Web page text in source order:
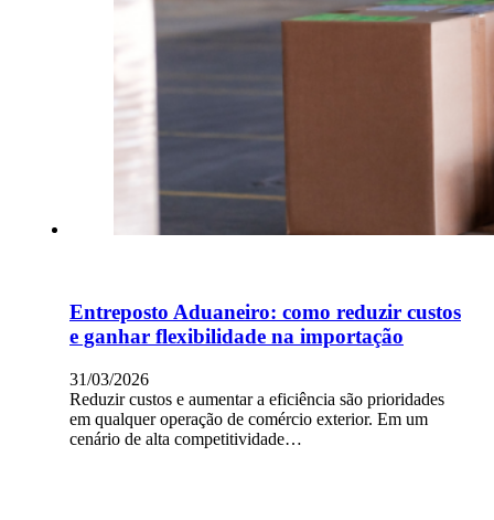
Entreposto Aduaneiro: como reduzir custos
e ganhar flexibilidade na importação
31/03/2026
Reduzir custos e aumentar a eficiência são prioridades
em qualquer operação de comércio exterior. Em um
cenário de alta competitividade…